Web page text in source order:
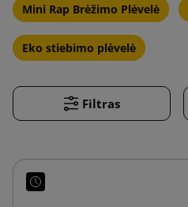
Mini Rap Brėžimo Plėvelė
Eko stiebimo plėvelė
Filtras